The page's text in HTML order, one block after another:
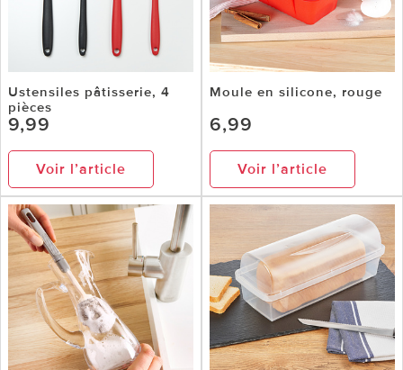
Ustensiles pâtisserie, 4
pièces
9,99
Voir l’article
Moule en silicone, rouge
6,99
Voir l’article